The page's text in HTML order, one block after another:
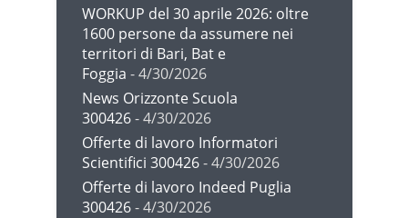
WORKUP del 30 aprile 2026: oltre
1600 persone da assumere nei
territori di Bari, Bat e
Foggia - 4/30/2026
News Orizzonte Scuola
300426- 4/30/2026
Offerte di lavoro Informatori
Scientifici 300426- 4/30/2026
Offerte di lavoro Indeed Puglia
300426- 4/30/2026